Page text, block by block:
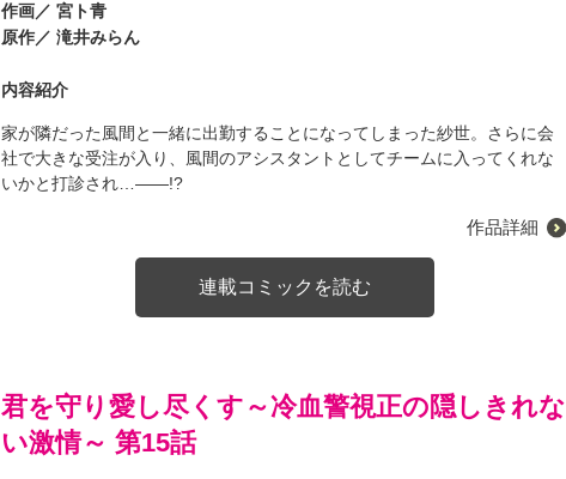
作画／ 宮ト青
原作／ 滝井みらん
内容紹介
家が隣だった風間と一緒に出勤することになってしまった紗世。さらに会
社で大きな受注が入り、風間のアシスタントとしてチームに入ってくれな
いかと打診され…――!?
作品詳細
連載コミックを読む
君を守り愛し尽くす～冷血警視正の隠しきれな
い激情～ 第15話